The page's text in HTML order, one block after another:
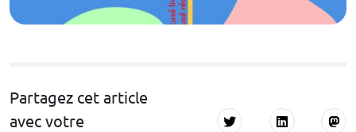
Partagez cet article
avec votre